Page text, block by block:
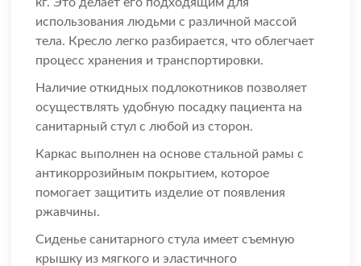
использования людьми с различной массой
тела. Кресло легко разбирается, что облегчает
процесс хранения и транспортировки.
Наличие откидных подлокотников позволяет
осуществлять удобную посадку пациента на
санитарный стул с любой из сторон.
Каркас выполнен на основе стальной рамы с
антикоррозийным покрытием, которое
помогает защитить изделие от появления
ржавчины.
Сиденье санитарного стула имеет съемную
крышку из мягкого и эластичного